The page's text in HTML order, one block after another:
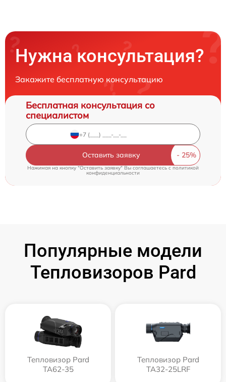
Нужна консультация?
Закажите бесплатную консультацию
Бесплатная консультация со
специалистом
Оставить заявку
Нажимая на кнопку "Оставить заявку" Вы соглашаетесь c политикой
конфиденциальности
Популярные модели
Тепловизоров Pard
Тепловизор Pard
TA62-35
Тепловизор Pard
TA32-25LRF